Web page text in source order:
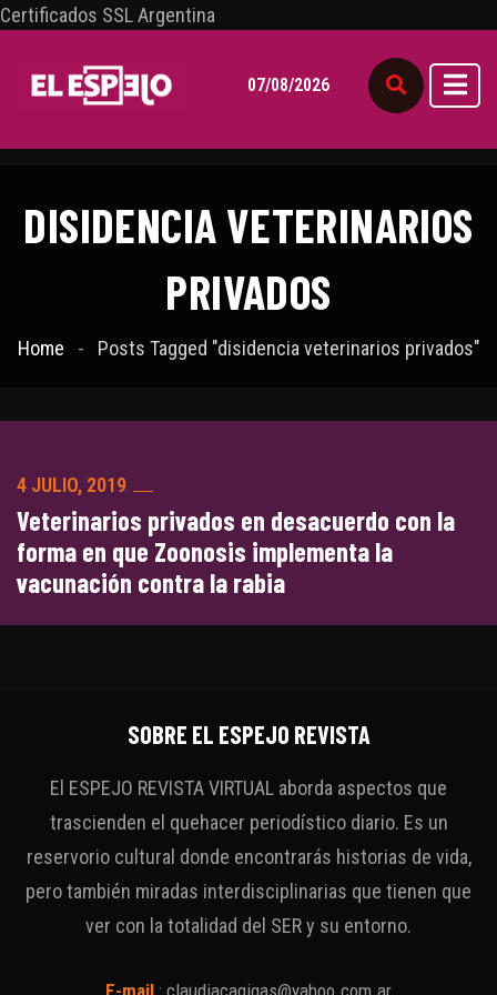
Certificados SSL Argentina
07/08/2026
DISIDENCIA VETERINARIOS
PRIVADOS
Home Posts Tagged "disidencia veterinarios privados"
4 JULIO, 2019
Veterinarios privados en desacuerdo con la
forma en que Zoonosis implementa la
vacunación contra la rabia
SOBRE EL ESPEJO REVISTA
El ESPEJO REVISTA VIRTUAL aborda aspectos que
trascienden el quehacer periodístico diario. Es un
reservorio cultural donde encontrarás historias de vida,
pero también miradas interdisciplinarias que tienen que
ver con la totalidad del SER y su entorno.
E-mail : claudiacagigas@yahoo.com.ar